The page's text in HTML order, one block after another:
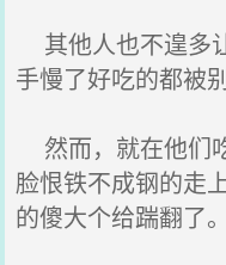
其他人也不遑多
手慢了好吃的都被
然而，就在他们
脸恨铁不成钢的走
的傻大个给踹翻了。